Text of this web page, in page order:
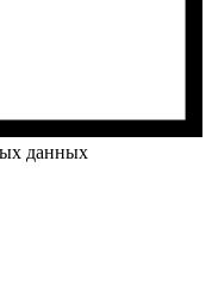
данных